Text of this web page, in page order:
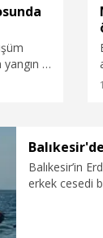
2
Balıkesir’in
erkek cesedi